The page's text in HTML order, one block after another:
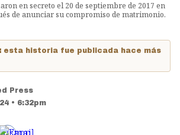
en secreto el 20 de septiembre de 2017 en
de anunciar su compromiso de matrimonio.
esta historia fue publicada hace más
Press
• 6:32pm